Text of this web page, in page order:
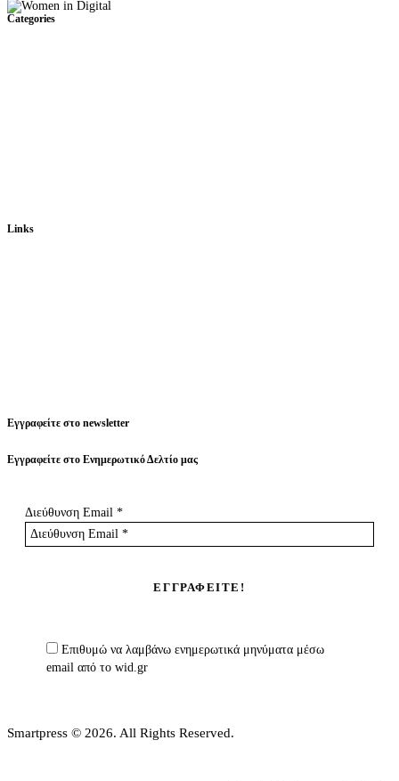
Categories
Links
Εγγραφείτε στο newsletter
Εγγραφείτε στο Ενημερωτικό Δελτίο μας
Διεύθυνση Email *
Επιθυμώ να λαμβάνω ενημερωτικά μηνύματα μέσω
email από το wid.gr
Smartpress © 2026. All Rights Reserved.